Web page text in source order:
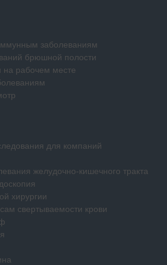
заболеваниям
брюшной полости
на рабочем месте
для компаний
желудочно-кишечного тракта
хирургии
свертываемости крови